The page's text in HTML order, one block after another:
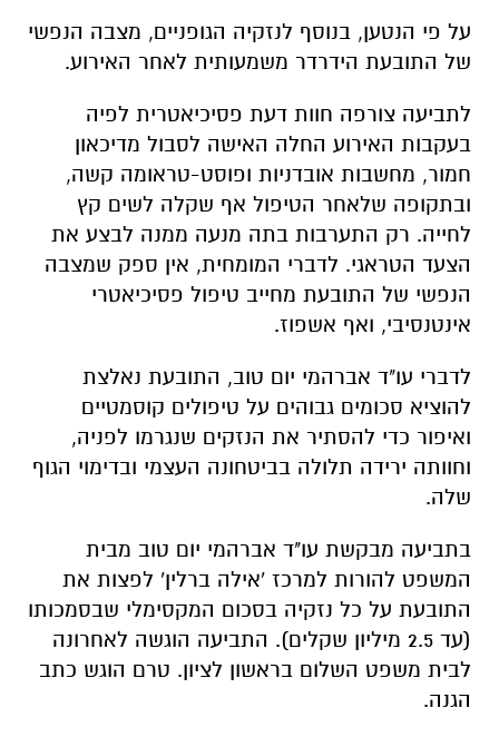
על פי הנטען, בנוסף לנזקיה הגופניים, מצבה הנפשי
של התובעת הידרדר משמעותית לאחר האירוע.
לתביעה צורפה חוות דעת פסיכיאטרית לפיה
בעקבות האירוע החלה האישה לסבול מדיכאון
חמור, מחשבות אובדניות ופוסט-טראומה קשה,
ובתקופה שלאחר הטיפול אף שקלה לשים קץ
לחייה. רק התערבות בתה מנעה ממנה לבצע את
הצעד הטראגי. לדברי המומחית, אין ספק שמצבה
הנפשי של התובעת מחייב טיפול פסיכיאטרי
אינטנסיבי, ואף אשפוז.
לדברי עו"ד אברהמי יום טוב, התובעת נאלצת
להוציא סכומים גבוהים על טיפולים קוסמטיים
ואיפור כדי להסתיר את הנזקים שנגרמו לפניה,
וחוותה ירידה תלולה בביטחונה העצמי ובדימוי הגוף
שלה.
בתביעה מבקשת עו"ד אברהמי יום טוב מבית
המשפט להורות למרכז 'אילה ברלין' לפצות את
התובעת על כל נזקיה בסכום המקסימלי שבסמכותו
(עד 2.5 מיליון שקלים). התביעה הוגשה לאחרונה
לבית משפט השלום בראשון לציון. טרם הוגש כתב
הגנה.